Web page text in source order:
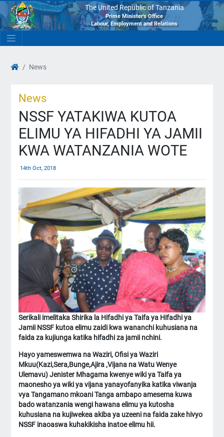
The United Republic of Tanzania
Prime Minister's Office
Labour, Employment and Relations
News
News
NSSF YATAKIWA KUTOA
ELIMU YA HIFADHI YA JAMII
KWA WATANZANIA WOTE
14th Oct, 2018
Serikali imelitaka Shirika la Hifadhi ya Taifa ya Hifadhi ya
Jamii NSSF kutoa elimu zaidi kwa wananchi kuhusiana na
faida za kujiunga katika hifadhi za jamii nchini.
Hayo yameswemwa na Waziri, Ofisi ya Waziri
Mkuu(Kazi,Sera,Bunge,Ajira ,Vijana na Watu Wenye
Ulemavu) Jenister Mhagama kwenye wiki ya Taifa ya
maonesho ya wiki ya vijana yanayofanyika katika viwanja
vya Tangamano mkoani Tanga ambapo amesema kuwa
bado watanzania wengi hawana elimu ya kutosha
kuhusiana na kujiwekea akiba ya uzeeni na faida zake hivyo
NSSF inaoaswa kuhakikisha inatoe elimu hii.